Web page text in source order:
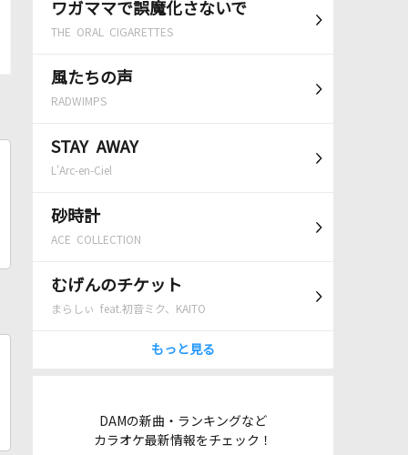
ワガママで誤魔化さないで
THE ORAL CIGARETTES
風たちの声
RADWIMPS
STAY AWAY
L'Arc-en-Ciel
砂時計
ACE COLLECTION
むげんのチケット
まらしぃ feat.初音ミク、KAITO
もっと見る
DAMの新曲・ランキングなど
カラオケ最新情報をチェック！